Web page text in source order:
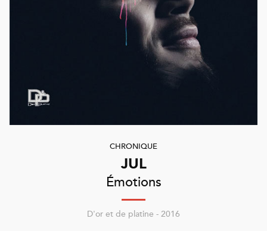
CHRONIQUE
JUL
Émotions
D'or et de platine - 2016